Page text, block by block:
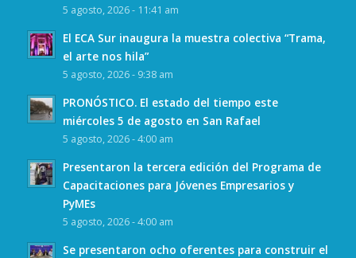
5 agosto, 2026 - 11:41 am
El ECA Sur inaugura la muestra colectiva “Trama,
el arte nos hila”
5 agosto, 2026 - 9:38 am
PRONÓSTICO. El estado del tiempo este
miércoles 5 de agosto en San Rafael
5 agosto, 2026 - 4:00 am
Presentaron la tercera edición del Programa de
Capacitaciones para Jóvenes Empresarios y
PyMEs
5 agosto, 2026 - 4:00 am
Se presentaron ocho oferentes para construir el